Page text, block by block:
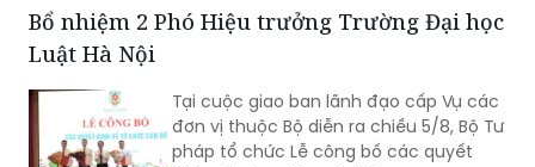
Bổ nhiệm 2 Phó Hiệu trưởng Trường Đại học
Luật Hà Nội
Tại cuộc giao ban lãnh đạo cấp Vụ các
đơn vị thuộc Bộ diễn ra chiều 5/8, Bộ Tư
pháp tổ chức Lễ công bố các quyết